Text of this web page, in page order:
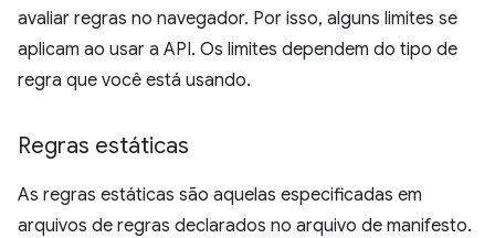
avaliar regras no navegador. Por isso, alguns limites se
aplicam ao usar a API. Os limites dependem do tipo de
regra que você está usando.
Regras estáticas
As regras estáticas são aquelas especificadas em
arquivos de regras declarados no arquivo de manifesto.